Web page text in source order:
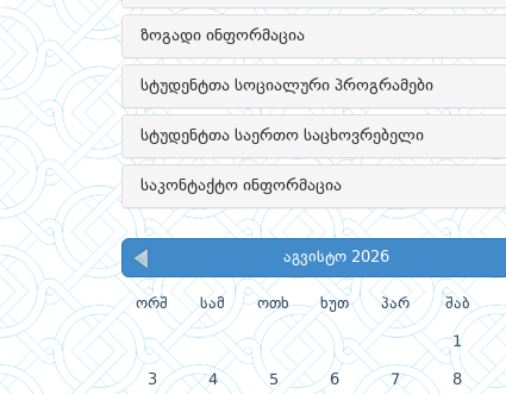
ზოგადი ინფორმაცია
სტუდენტთა სოციალური პროგრამები
სტუდენტთა საერთო საცხოვრებელი
საკონტაქტო ინფორმაცია
აგვისტო 2026
ორშ სამ ოთხ ხუთ პარ შაბ
1
3 4 5 6 7 8